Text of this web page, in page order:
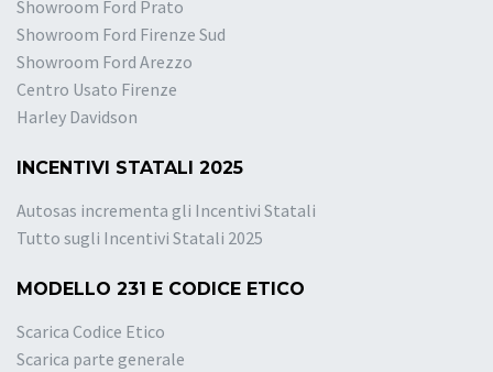
Showroom Ford Prato
Showroom Ford Firenze Sud
Showroom Ford Arezzo
Centro Usato Firenze
Harley Davidson
INCENTIVI STATALI 2025
Autosas incrementa gli Incentivi Statali
Tutto sugli Incentivi Statali 2025
MODELLO 231 E CODICE ETICO
Scarica Codice Etico
Scarica parte generale